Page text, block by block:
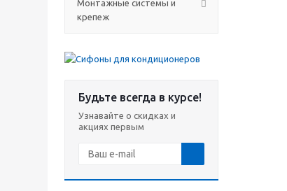
Монтажные системы и
крепеж
Будьте всегда в курсе!
Узнавайте о скидках и
акциях первым